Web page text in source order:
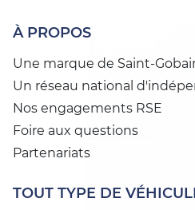
À PROPOS
Une marque de Saint-
Un réseau national
Nos engagements RSE
Foire aux questions
Partenariats
TOUT TYPE DE